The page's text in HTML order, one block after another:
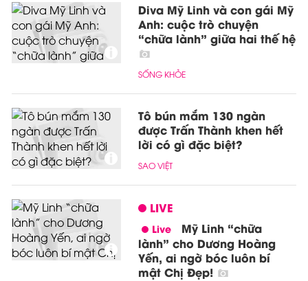
Diva Mỹ Linh và con gái Mỹ
Anh: cuộc trò chuyện
“chữa lành” giữa hai thế hệ
SỐNG KHỎE
Tô bún mắm 130 ngàn
được Trấn Thành khen hết
lời có gì đặc biệt?
SAO VIỆT
LIVE
Mỹ Linh “chữa
lành” cho Dương Hoàng
Yến, ai ngờ bóc luôn bí
mật Chị Đẹp!